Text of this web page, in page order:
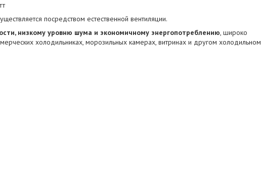
посредством естественной вентиляции.
низкому уровню шума и экономичному энергопотреблению, широко
холодильниках, морозильных камерах, витринах и другом холодильном